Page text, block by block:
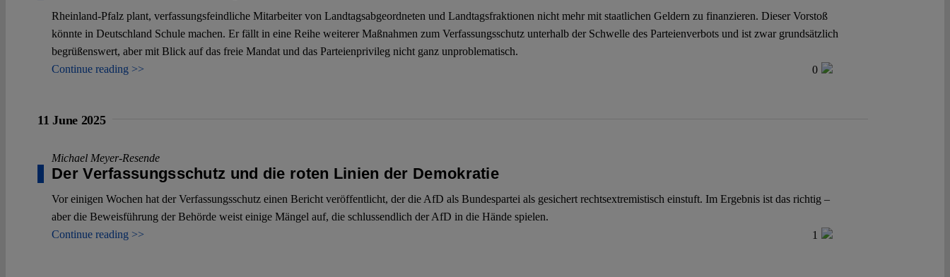
Rheinland-Pfalz plant, verfassungsfeindliche Mitarbeiter von Landtagsabgeordneten und Landtagsfraktionen nicht mehr mit staatlichen Geldern zu finanzieren. Dieser Vorstoß
könnte in Deutschland Schule machen. Er fällt in eine Reihe weiterer Maßnahmen zum Verfassungsschutz unterhalb der Schwelle des Parteienverbots und ist zwar grundsätzlich
begrüßenswert, aber mit Blick auf das freie Mandat und das Parteienprivileg nicht ganz unproblematisch.
Continue reading >>
0
11 June 2025
Michael Meyer-Resende
Der Verfassungsschutz und die roten Linien der Demokratie
Vor einigen Wochen hat der Verfassungsschutz einen Bericht veröffentlicht, der die AfD als Bundespartei als gesichert rechtsextremistisch einstuft. Im Ergebnis ist das richtig –
aber die Beweisführung der Behörde weist einige Mängel auf, die schlussendlich der AfD in die Hände spielen.
Continue reading >>
1